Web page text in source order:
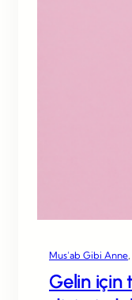
Mus’ab Gibi Anne
Gelin için